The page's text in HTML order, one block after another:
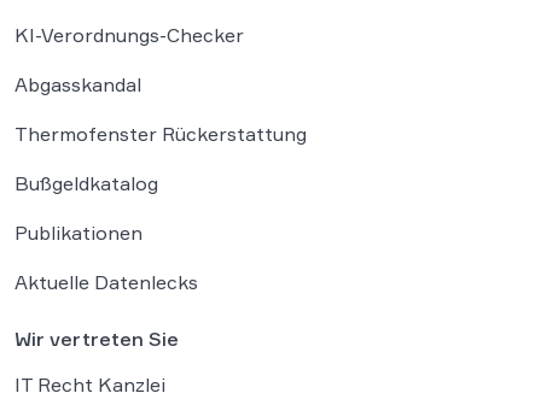
KI-Verordnungs-Checker
Abgasskandal
Thermofenster Rückerstattung
Bußgeldkatalog
Publikationen
Aktuelle Datenlecks
Wir vertreten Sie
IT Recht Kanzlei